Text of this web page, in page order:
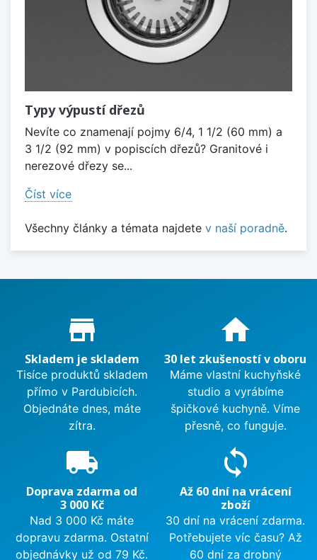
Typy výpustí dřezů
Nevíte co znamenají pojmy 6/4, 1 1/2 (60 mm) a
3 1/2 (92 mm) v popiscích dřezů? Granitové i
nerezové dřezy se...
Číst více
Všechny články a témata najdete v naší poradně.
Proč nakupovat u nás?
store_mall_directory
Skladem je skladem
Tisíce produktů skladem
přímo v Pardubicích.
Objednáte dnes, máte
zítra.
home
30 let zkušeností v oboru
Máme vlastní kuchyňské
studio a vyrábíme
špičkové kuchyně. Víme
přesně, co funguje.
local_shipping
Doprava zdarma od
3 000 Kč
Nad 3 000 Kč máte
dopravu zdarma. Ostatní
objednávky už od 79 Kč.
sync
Až 60 dní na vrácení
zboží
30 dní na vrácení zdarma.
Potřebujete víc času? Až
60 dní za drobný